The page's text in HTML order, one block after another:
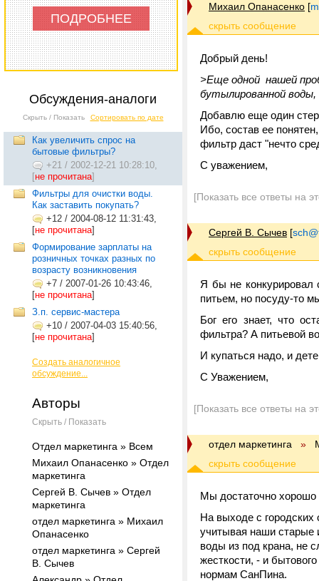
ПОДРОБНЕЕ
Обсуждения-аналоги
Скрыть / Показать Сортировать по дате
Как увеличить спрос на
бытовые фильтры?
+21 / 2002-12-21 10:28:10,
[не прочитана]
Фильтры для очистки воды.
Как заставить покупать?
+12 / 2004-08-12 11:31:43,
[не прочитана]
Формирование зарплаты на
розничных точках разных по
возрасту возникновения
+7 / 2007-01-26 10:43:46,
[не прочитана]
З.п. сервис-мастера
+10 / 2007-04-03 15:40:56,
[не прочитана]
Создать аналогичное
обсуждение...
Авторы
Скрыть / Показать
Отдел маркетинга » Всем
Михаил Опанасенко » Отдел
маркетинга
Сергей В. Сычев » Отдел
маркетинга
отдел маркетинга » Михаил
Опанасенко
отдел маркетинга » Сергей
В. Сычев
Михаил Опанасенко [
Добрый день!
>Еще одной нашей
бутылированной
Добавлю еще один
Ибо, состав ее
фильтр даст "нечто
С уважением,
[Показать все ответы на
Сергей В. Сычев [
Я бы не конкурировал
питьем, но посуду-то
Бог его знает, что
фильтра? А питьевой
И купаться надо, и
С Уважением,
[Показать все ответы на
отдел маркетинга »
Мы достаточно хорошо
На выходе с городских
учитывая наши старые
воды из под крана, не
жесткости, - и
нормам СанПина.